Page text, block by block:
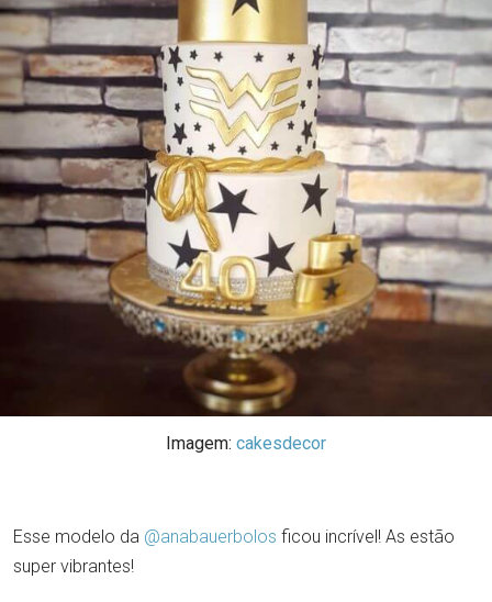
Imagem: cakesdecor
Esse modelo da @anabauerbolos ficou incrível! As estão
super vibrantes!